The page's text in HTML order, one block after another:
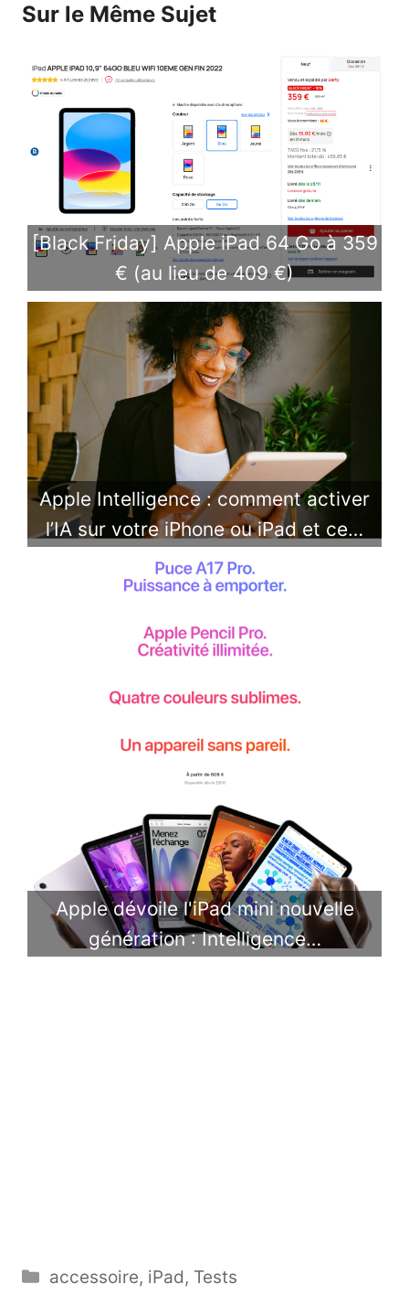
Sur le Même Sujet
[Black Friday] Apple iPad 64 Go à 359
€ (au lieu de 409 €)
Apple Intelligence : comment activer
l’IA sur votre iPhone ou iPad et ce…
Apple dévoile l'iPad mini nouvelle
génération : Intelligence…
Catégories
accessoire, iPad, Tests